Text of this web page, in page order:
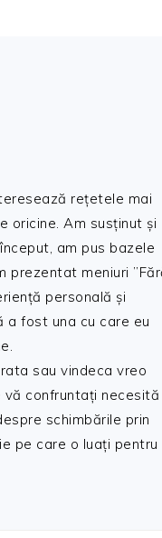
rețetele mai
oricine. Am susținut și
am pus bazele
prezentat meniuri
personală și
a fost una cu care eu
sau vindeca vreo
confruntați necesită
schimbările prin
pe care o luați pentru